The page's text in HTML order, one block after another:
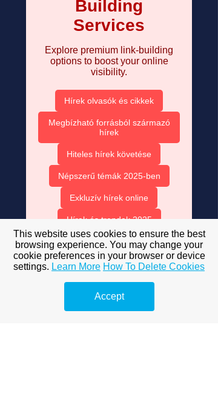
Building
Services
Explore premium link-building
options to boost your online
visibility.
Hírek olvasók és cikkek
Megbízható forrásból származó
hírek
Hiteles hírek követése
Népszerű témák 2025-ben
Exkluzív hírek online
Hírek és trendek 2025
Szűrd ki az álhíreket
Hírek és kritikus gondolkodás
Közösségi média és hírek
This website uses cookies to ensure the best
browsing experience. You may change your
cookie preferences in your browser or device
settings. Learn More How To Delete Cookies
Accept